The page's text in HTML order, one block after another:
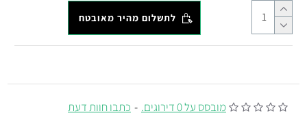
מובסס על 0 דירוגים. - כתבו חוות דעת
לתשלום מהיר מאובטח